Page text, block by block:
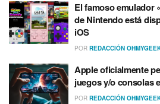
El famoso emulador
de Nintendo está
iOS
POR REDACCIÓN
Apple oficialmente
juegos y/o consolas
POR REDACCIÓN